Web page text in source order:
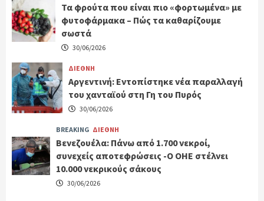
Τα φρούτα που είναι πιο «φορτωμένα» με
φυτοφάρμακα – Πώς τα καθαρίζουμε
σωστά
30/06/2026
ΔΙΕΘΝΗ
Αργεντινή: Εντοπίστηκε νέα παραλλαγή
του χανταϊού στη Γη του Πυρός
30/06/2026
BREAKING ΔΙΕΘΝΗ
Βενεζουέλα: Πάνω από 1.700 νεκροί,
συνεχείς αποτεφρώσεις -Ο ΟΗΕ στέλνει
10.000 νεκρικούς σάκους
30/06/2026